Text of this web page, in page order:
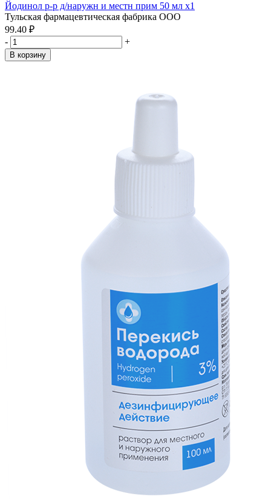
Йодинол р-р д/наружн и местн прим 50 мл x1
Тульская фармацевтическая фабрика ООО
99.40 ₽
-
+
В корзину